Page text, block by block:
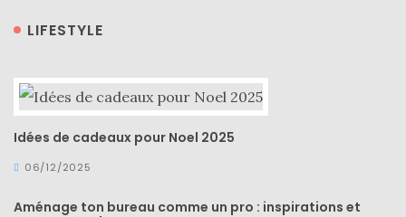
LIFESTYLE
Idées de cadeaux pour Noel 2025
06/12/2025
Aménage ton bureau comme un pro : inspirations et